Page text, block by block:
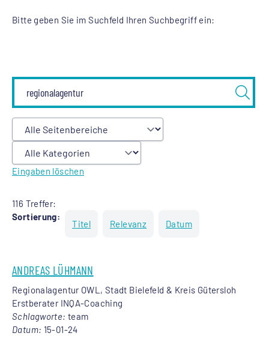
Bitte geben Sie im Suchfeld Ihren Suchbegriff ein:
Eingaben löschen
116 Treffer:
Sortierung:
Titel Relevanz Datum
ANDREAS LÜHMANN
RegionalagenturOWL, Stadt Bielefeld & Kreis Gütersloh
Erstberater INQA-Coaching
Schlagworte: team
Datum: 15-01-24